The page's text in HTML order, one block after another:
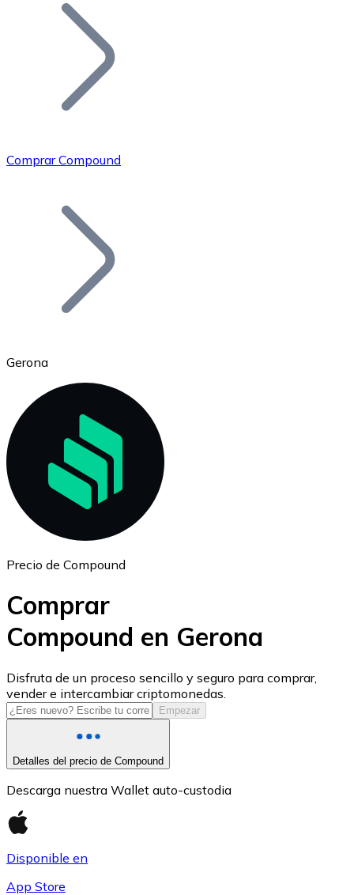
Añade tu proyecto a nuestro ecosistema.
Bitcoin
Ethereum
ETH
USD Coin
USDC
Comprar Compound
Gerona
Precio de Compound
Comprar
Compound en Gerona
Disfruta de un proceso sencillo y seguro para comprar,
vender e intercambiar criptomonedas.
Empezar
Detalles del precio de Compound
Descarga nuestra Wallet auto-custodia
Disponible en
App Store